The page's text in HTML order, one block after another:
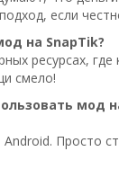
если
на SnapTik?
ресурсах, где
смело!
мод
Просто